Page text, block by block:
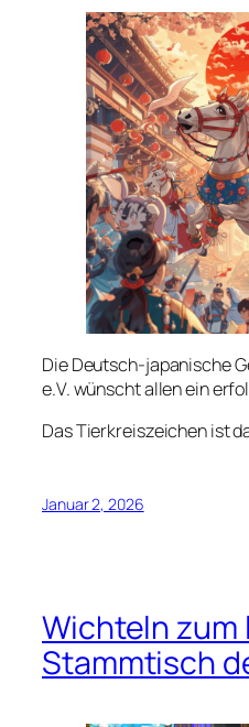
Die Deutsch-japanische
e.V. wünscht allen ein
Das Tierkreiszeichen ist
Januar 2, 2026
Wichteln
Stammtisch